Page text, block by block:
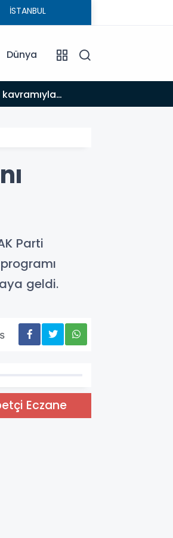
Dünya
Parti
geldi.
Eczane